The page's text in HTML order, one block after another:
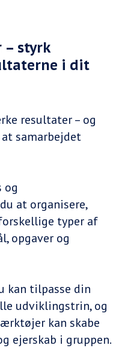
styrk
i dit
resultater – og
samarbejdet
og
at organisere,
typer af
opgaver og
kan tilpasse din
udviklingstrin, og
kan skabe
ejerskab i gruppen.